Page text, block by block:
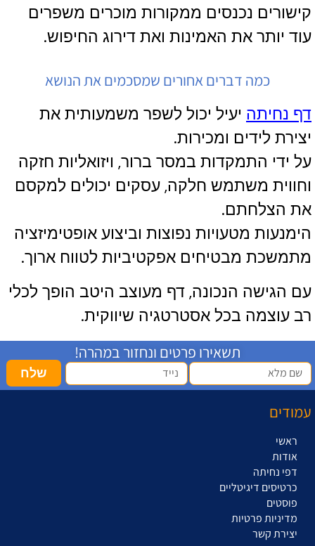
קישורים נכנסים ממקורות מוכרים משפרים
עוד יותר את האמינות ואת דירוג החיפוש.
כמה דברים אחורים שמסכמים את הנושא
דף נחיתה יעיל יכול לשפר משמעותית את
יצירת לידים ומכירות.
על ידי התמקדות במסר ברור, ויזואליות חזקה
וחווית משתמש חלקה, עסקים יכולים למקסם
את הצלחתם.
הימנעות מטעויות נפוצות וביצוע אופטימיזציה
מתמשכת מבטיחים אפקטיביות לטווח ארוך.
עם הגישה הנכונה, דף מעוצב היטב הופך לכלי
רב עוצמה בכל אסטרטגיה שיווקית.
תשאירו פרטים ונחזור במהרה!
שלח
עמודים
ראשי
אודות
דפי נחיתה
כרטיסים דיגיטליים
פוסטים
מדיניות פרטיות
יצירת קשר